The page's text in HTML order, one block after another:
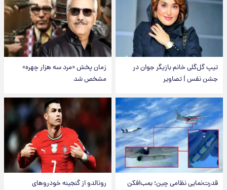
تیپ گل‌گلی خانم بازیگر جوان در
جشن نفس | تصاویر
زمان پخش «مرد سه هزار چهره»
مشخص شد
قدرت‌نمایی نظامی چین؛ بمب‌افکن رونالدو از گنجینه خودروهای